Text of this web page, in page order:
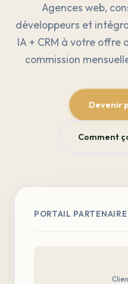
Agences web,
développeurs et
IA + CRM à votre offre
commission
Devenir
Comment
PORTAIL PARTENAIRE